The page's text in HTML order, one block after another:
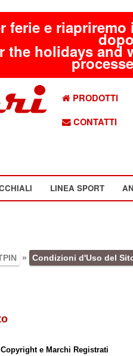
ferie e
the holidays
PRODOTTI
CONTATTI
LINEA SPORT
» Condizioni d'Uso del
e Marchi Registrati